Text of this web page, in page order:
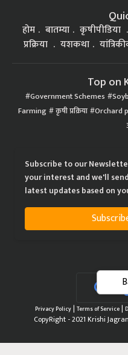
होम बातम्या कृषीपीडिया
प्रक्रिया
यशकथा
Top on
Government Schemes
Farming कृषी प्रक्रिया Orchard
Subscribe to our
your interest and we'll
latest updates based on
Privacy Policy| Terms of Service|
CopyRight - 2021 Krishi